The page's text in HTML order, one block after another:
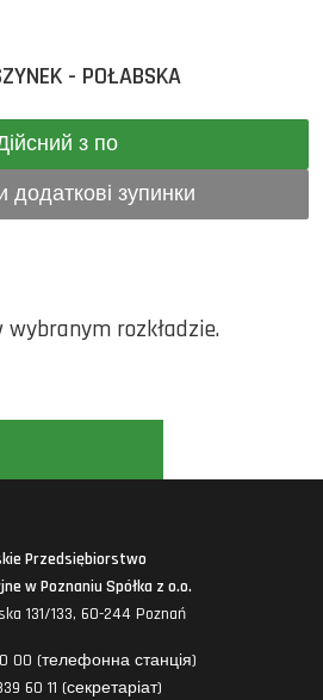
- POŁABSKA
Дійсний з по
додаткові зупинки
rozkładzie.
Przedsiębiorstwo
w Poznaniu Spółka z o.o.
131/133, 60-244 Poznań
00 (телефонна станція)
60 11 (секретаріат)